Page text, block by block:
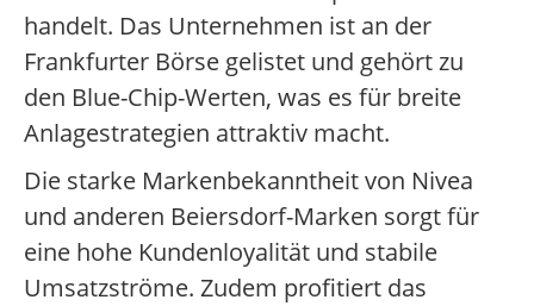
handelt. Das Unternehmen ist an der
Frankfurter Börse gelistet und gehört zu
den Blue-Chip-Werten, was es für breite
Anlagestrategien attraktiv macht.
Die starke Markenbekanntheit von Nivea
und anderen Beiersdorf-Marken sorgt für
eine hohe Kundenloyalität und stabile
Umsatzströme. Zudem profitiert das